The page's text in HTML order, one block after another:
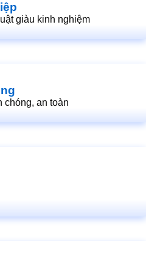
giàu kinh nghiệm
chóng, an toàn